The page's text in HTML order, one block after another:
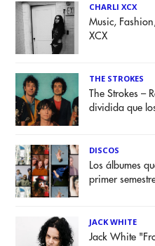
CHARLI XCX
Music,
XCX
THE STROKES
The Strokes –
dividida que
DISCOS
Los álbumes
primer
JACK WHITE
Jack White